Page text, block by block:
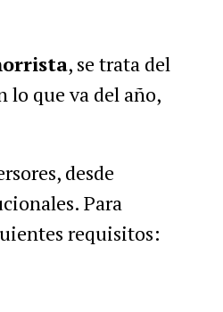
, se trata del
lo que va del año,
desde
Para
requisitos: